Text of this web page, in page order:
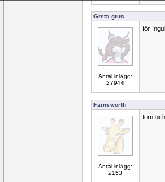
Greta grus
Antal inlägg:
27944
för
Farnsworth
Antal inlägg:
2153
tom